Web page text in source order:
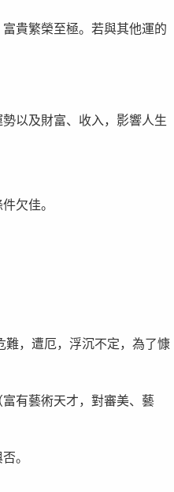
貴繁榮至極。若與其他運的
以及財富、收入，影響人生
欠佳。
，遭厄，浮沉不定，為了慷
有藝術天才，對審美、藝
。